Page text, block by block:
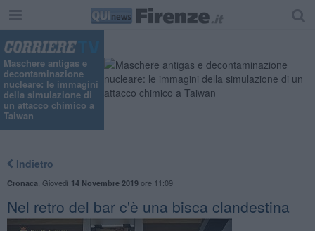
Maschere antigas e
decontaminazione
nucleare: le immagini
della simulazione di
un attacco chimico a
Taiwan
Indietro
Cronaca Giovedì 14 Novembre 2019ore 11:09
Nel retro del bar c'è una bisca clandestina